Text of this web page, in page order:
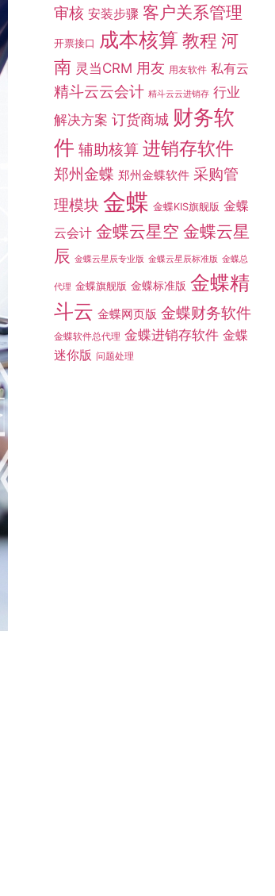
审核 安装步骤 客户关系管理
开票接口 成本核算 教程 河
南 灵当CRM 用友 用友软件 私有云
精斗云云会计 精斗云云进销存 行业
解决方案 订货商城 财务软
件 辅助核算 进销存软件
郑州金蝶 郑州金蝶软件 采购管
理模块 金蝶 金蝶KIS旗舰版 金蝶
云会计 金蝶云星空 金蝶云星
辰 金蝶云星辰专业版 金蝶云星辰标准版 金蝶总
代理 金蝶旗舰版 金蝶标准版 金蝶精
斗云 金蝶网页版 金蝶财务软件
金蝶软件总代理 金蝶进销存软件 金蝶
迷你版 问题处理